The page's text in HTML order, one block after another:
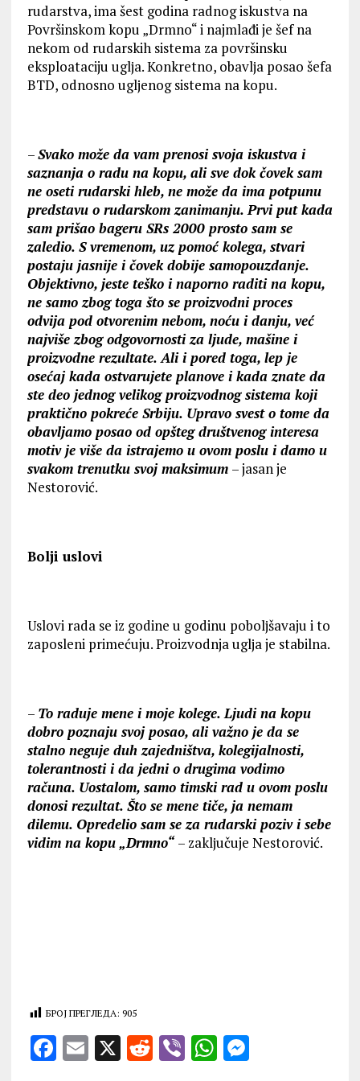
rudarstva, ima šest godina radnog iskustva na
Površinskom kopu „Drmno“ i najmlađi je šef na
nekom od rudarskih sistema za površinsku
eksploataciju uglјa. Konkretno, obavlјa posao šefa
BTD, odnosno uglјenog sistema na kopu.
–Svako može da vam prenosi svoja iskustva i
saznanja o radu na kopu, ali sve dok čovek sam
ne oseti rudarski hleb, ne može da ima potpunu
predstavu o rudarskom zanimanju. Prvi put kada
sam prišao bageru SRs 2000 prosto sam se
zaledio. S vremenom, uz pomoć kolega, stvari
postaju jasnije i čovek dobije samopouzdanje.
Objektivno, jeste teško i naporno raditi na kopu,
ne samo zbog toga što se proizvodni proces
odvija pod otvorenim nebom, noću i danju, već
najviše zbog odgovornosti za lјude, mašine i
proizvodne rezultate. Ali i pored toga, lep je
osećaj kada ostvarujete planove i kada znate da
ste deo jednog velikog proizvodnog sistema koji
praktično pokreće Srbiju. Upravo svest o tome da
obavlјamo posao od opšteg društvenog interesa
motiv je više da istrajemo u ovom poslu i damo u
svakom trenutku svoj maksimum – jasan je
Nestorović.
Bolјi uslovi
Uslovi rada se iz godine u godinu pobolјšavaju i to
zaposleni primećuju. Proizvodnja uglјa je stabilna.
– To raduje mene i moje kolege. Ljudi na kopu
dobro poznaju svoj posao, ali važno je da se
stalno neguje duh zajedništva, kolegijalnosti,
tolerantnosti i da jedni o drugima vodimo
računa. Uostalom, samo timski rad u ovom poslu
donosi rezultat. Što se mene tiče, ja nemam
dilemu. Opredelio sam se za rudarski poziv i sebe
vidim na kopu „Drmno“ – zaklјučuje Nestorović.
БРОЈ ПРЕГЛЕДА: 905
F E X R V WM